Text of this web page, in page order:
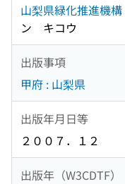
山梨県緑化推進機構
ン キコウ
出版事項
甲府 : 山梨県
出版年月日等
２００７．１２
出版年（W3CDTF）